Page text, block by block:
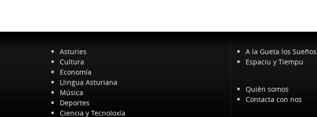
Asturies
Cultura
Economía
Llingua Asturiana
Música
Deportes
Ciencia y Tecnoloxía
A la Gueta los Sueños
Espaciu y Tiempu
Quién somos
Contacta con nos